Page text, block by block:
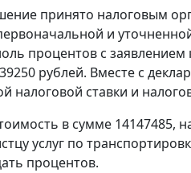
принято налоговым
и
процентов с
рублей. Вместе с
налоговой ставки и
в сумме 14147485,
услуг по
процентов.